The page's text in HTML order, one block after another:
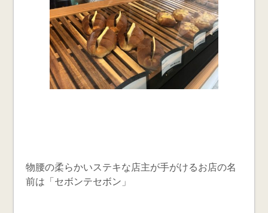
物腰の柔らかいステキな店主が手がけるお店の名
前は「セボンテセボン」